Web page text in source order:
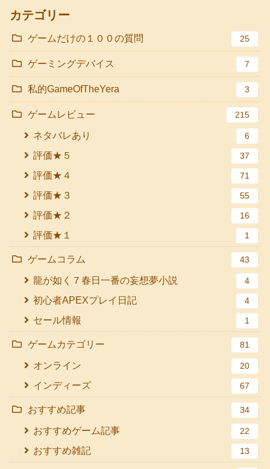
カテゴリー
ゲームだけの１００の質問 25
ゲーミングデバイス 7
私的GameOfTheYera 3
ゲームレビュー 215
ネタバレあり 6
評価★５ 37
評価★４ 71
評価★３ 55
評価★２ 16
評価★１ 1
ゲームコラム 43
龍が如く７春日一番の妄想夢小説 4
初心者APEXプレイ日記 4
セール情報 1
ゲームカテゴリー 81
オンライン 20
インディーズ 67
おすすめ記事 34
おすすめゲーム記事 22
おすすめ雑記 13